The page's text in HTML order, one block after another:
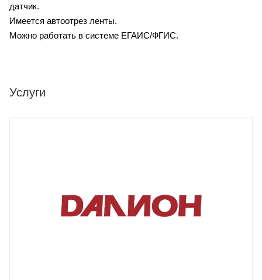
датчик.
Имеется автоотрез ленты.
Можно работать в системе ЕГАИС/ФГИС.
Услуги